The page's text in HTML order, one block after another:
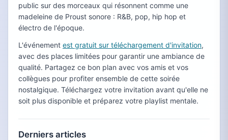
public sur des morceaux qui résonnent comme une
madeleine de Proust sonore : R&B, pop, hip hop et
électro de l'époque.
L'événement est gratuit sur téléchargement d'invitation,
avec des places limitées pour garantir une ambiance de
qualité. Partagez ce bon plan avec vos amis et vos
collègues pour profiter ensemble de cette soirée
nostalgique. Téléchargez votre invitation avant qu'elle ne
soit plus disponible et préparez votre playlist mentale.
Derniers articles